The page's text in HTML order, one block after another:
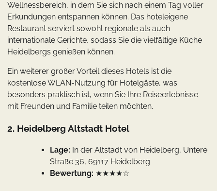
Wellnessbereich, in dem Sie sich nach einem Tag voller
Erkundungen entspannen können. Das hoteleigene
Restaurant serviert sowohl regionale als auch
internationale Gerichte, sodass Sie die vielfältige Küche
Heidelbergs genießen können.
Ein weiterer großer Vorteil dieses Hotels ist die
kostenlose WLAN-Nutzung für Hotelgäste, was
besonders praktisch ist, wenn Sie Ihre Reiseerlebnisse
mit Freunden und Familie teilen möchten.
2. Heidelberg Altstadt Hotel
Lage: In der Altstadt von Heidelberg, Untere
Straße 36, 69117 Heidelberg
Bewertung: ★★★★☆